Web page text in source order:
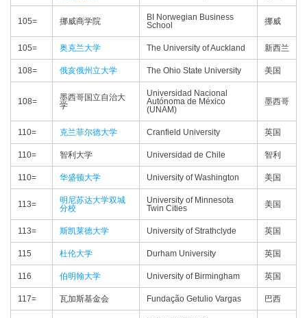
105= 挪威商学院
BI Norwegian Business
School
挪威
105= 奥克兰大学 The University of Auckland 新西兰
108= 俄亥俄州立大学 The Ohio State University 美国
108=
墨西哥国立自治大
学
Universidad Nacional
Autónoma de México
(UNAM)
墨西哥
110= 克兰菲尔德大学 Cranfield University 英国
110= 智利大学 Universidad de Chile 智利
110= 华盛顿大学 University of Washington 美国
113=
明尼苏达大学双城
分校
University of Minnesota
Twin Cities
美国
113= 斯凯莱德大学 University of Strathclyde 英国
115 杜伦大学 Durham University 英国
116 伯明翰大学 University of Birmingham 英国
117= 瓦加斯基金会 Fundação Getulio Vargas 巴西